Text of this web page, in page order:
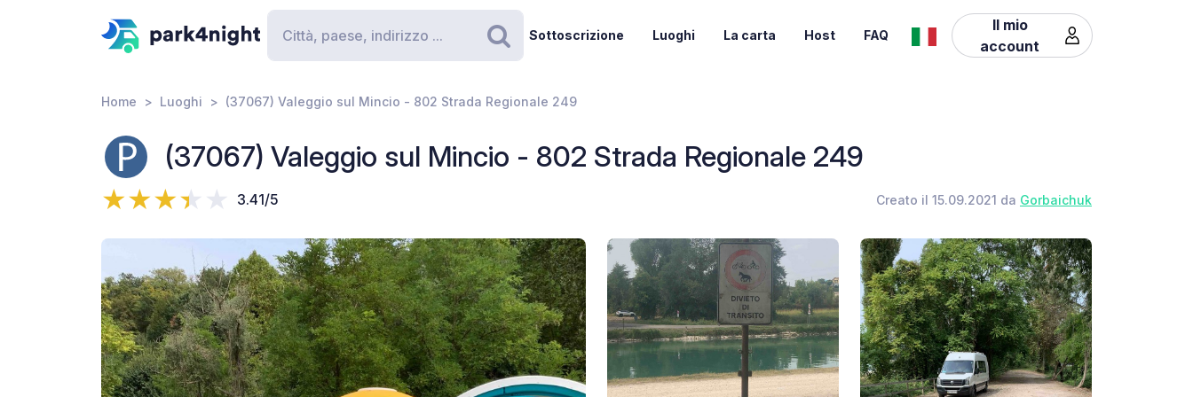
Ricerca
Sottoscrizione Luoghi La carta Host FAQ
Il mio
account
Home Luoghi (37067) Valeggio sul Mincio - 802 Strada Regionale 249
(37067) Valeggio sul Mincio - 802 Strada Regionale 249
3.41/5 Creato il 15.09.2021 da Gorbaichuk